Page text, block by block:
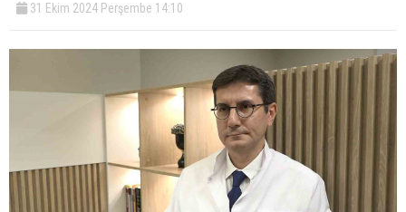
31 Ekim 2024 Perşembe 14:10